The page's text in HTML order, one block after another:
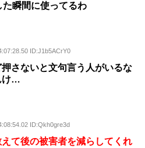
瞬間に使ってるわ
ID:J1b5ACrY0
さないと文句言う人がいるな
け…
ID:Qkh0gre3d
て後の被害者を減らしてくれ